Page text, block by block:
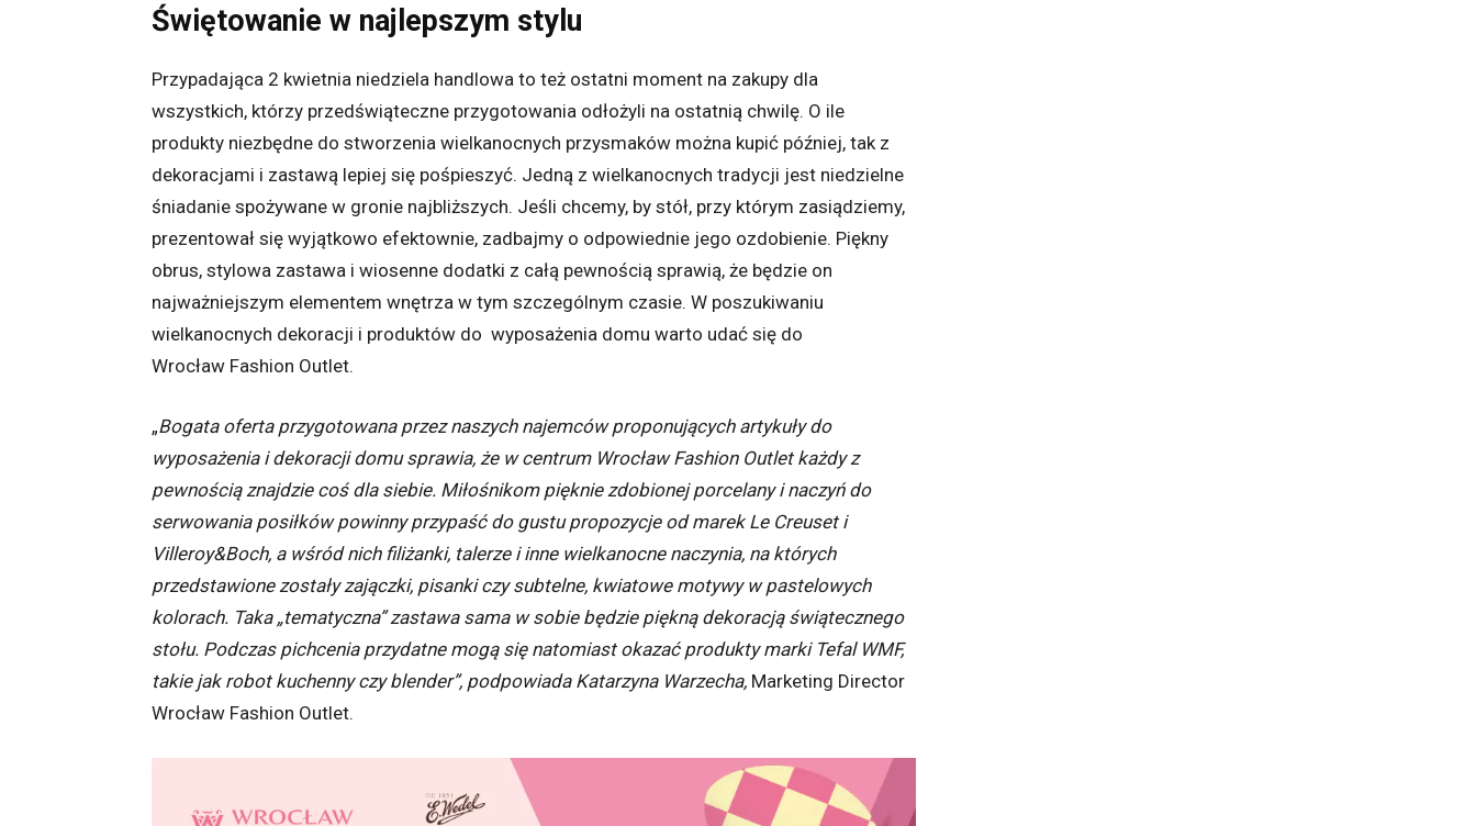
Świętowanie w najlepszym stylu
Przypadająca 2 kwietnia niedziela handlowa to też ostatni moment na zakupy dla
wszystkich, którzy przedświąteczne przygotowania odłożyli na ostatnią chwilę. O ile
produkty niezbędne do stworzenia wielkanocnych przysmaków można kupić później, tak z
dekoracjami i zastawą lepiej się pośpieszyć. Jedną z wielkanocnych tradycji jest niedzielne
śniadanie spożywane w gronie najbliższych. Jeśli chcemy, by stół, przy którym zasiądziemy,
prezentował się wyjątkowo efektownie, zadbajmy o odpowiednie jego ozdobienie. Piękny
obrus, stylowa zastawa i wiosenne dodatki z całą pewnością sprawią, że będzie on
najważniejszym elementem wnętrza w tym szczególnym czasie. W poszukiwaniu
wielkanocnych dekoracji i produktów do wyposażenia domu warto udać się do
Wrocław Fashion Outlet.
„Bogata oferta przygotowana przez naszych najemców proponujących artykułydo
wyposażenia i dekoracji domu sprawia, że w centrum Wrocław Fashion Outlet każdy z
pewnością znajdzie coś dla siebie. Miłośnikom pięknie zdobionej porcelany i naczyń do
serwowania posiłków powinny przypaść do gustu propozycje od marek Le Creuset i
Villeroy&Boch, a wśród nich filiżanki, talerze i inne wielkanocne naczynia, na których
przedstawione zostały zajączki, pisanki czy subtelne, kwiatowe motywy w pastelowych
kolorach. Taka „tematyczna” zastawa sama w sobie będzie piękną dekoracją świątecznego
stołu. Podczas pichcenia przydatne mogą się natomiast okazać produkty marki Tefal WMF,
takie jak robot kuchenny czy blender”, podpowiada Katarzyna Warzecha, Marketing Director
Wrocław Fashion Outlet.